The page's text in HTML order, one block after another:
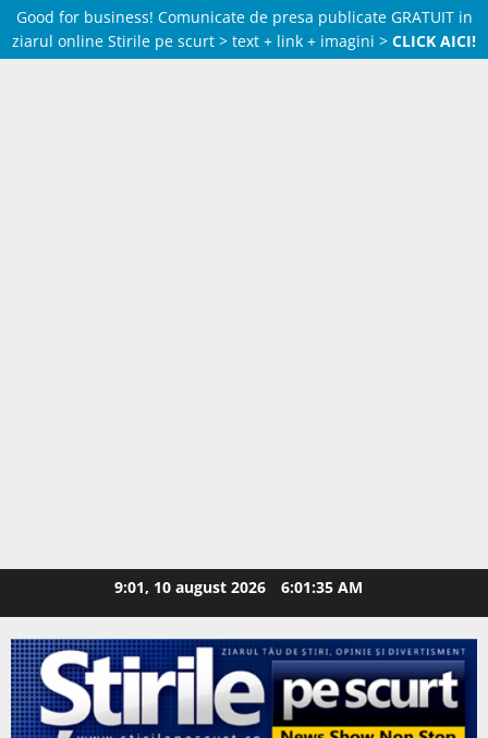
Good for business! Comunicate de presa publicate GRATUIT in
ziarul online Stirile pe scurt > text + link + imagini > CLICK AICI!
9:01, 10 august 2026 6:01:36 AM